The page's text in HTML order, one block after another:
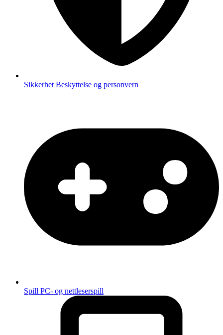
Sikkerhet Beskyttelse og personvern
Spill PC- og nettleserspill